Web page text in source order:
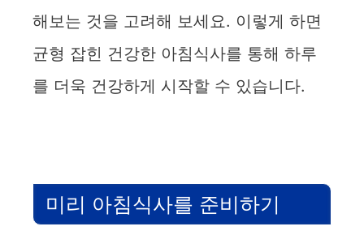
해보는 것을 고려해 보세요. 이렇게 하면
균형 잡힌 건강한 아침식사를 통해 하루
를 더욱 건강하게 시작할 수 있습니다.
미리 아침식사를 준비하기